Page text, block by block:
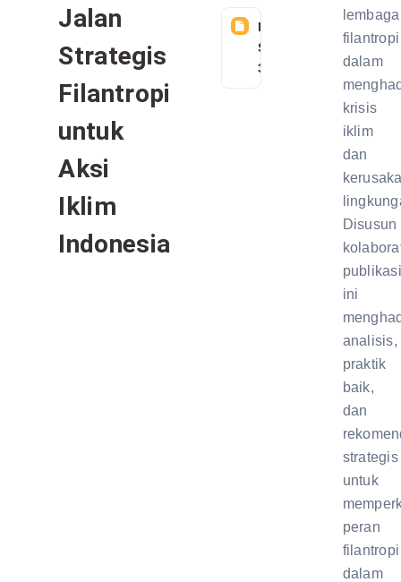
Jalan
Strategis
Filantropi
untuk
Aksi
Iklim
Indonesia
FILE
SIZE:
3 MB
lembaga
filantropi
dalam
krisis
iklim
dan
Disusun
publikasi
ini
analisis,
praktik
baik,
dan
strategis
untuk
peran
filantropi
dalam